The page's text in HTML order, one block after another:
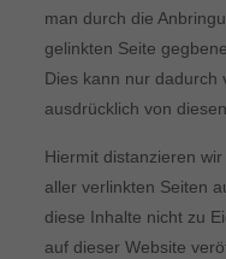
man durch die
gelinkten Seite
Dies kann nur dadurch
ausdrücklich von
Hiermit distanzieren
aller verlinkten Seiten
diese Inhalte nicht zu
auf dieser Website